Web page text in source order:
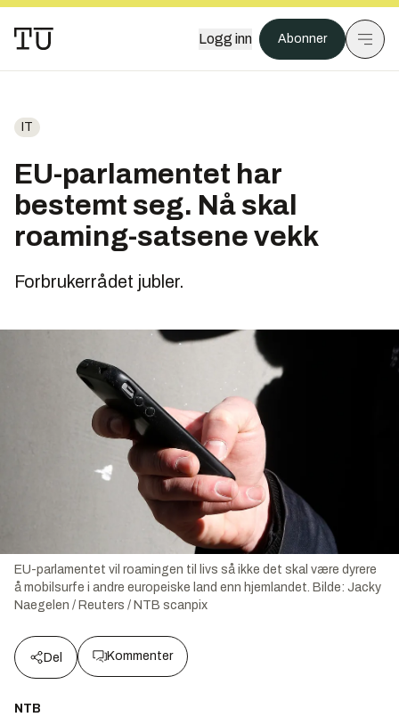
Logg inn Abonner
IT
EU-parlamentet har
bestemt seg. Nå skal
roaming-satsene vekk
Forbrukerrådet jubler.
EU-parlamentet vil roamingen til livs så ikke det skal være dyrere
å mobilsurfe i andre europeiske land enn hjemlandet. Bilde: Jacky
Naegelen / Reuters / NTB scanpix
Del Kommenter
NTB